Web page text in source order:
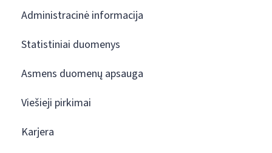
Administracinė informacija
Statistiniai duomenys
Asmens duomenų apsauga
Viešieji pirkimai
Karjera